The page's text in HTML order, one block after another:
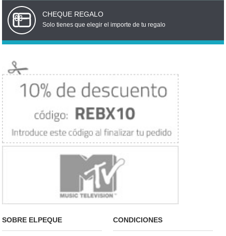
CHEQUE REGALO
Solo tienes que elegir el importe de tu regalo
SOBRE ELPEQUE CONDICIONES